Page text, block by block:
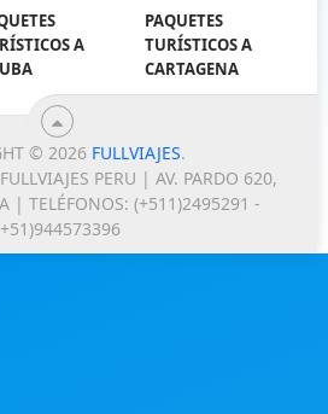
A
PAQUETES
TURÍSTICOS A
CARTAGENA
© 2026 FULLVIAJES.
PERU | AV. PARDO 620,
| TELÉFONOS: (+511)2495291 -